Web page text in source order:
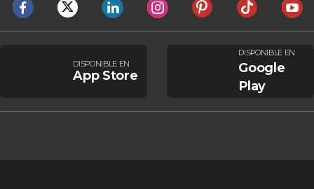
DISPONIBLE EN
App Store
DISPONIBLE EN
Google
Play